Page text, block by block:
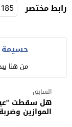
رابط مختصر
من هنا
السابق
هل سقطت "عين
الموازين